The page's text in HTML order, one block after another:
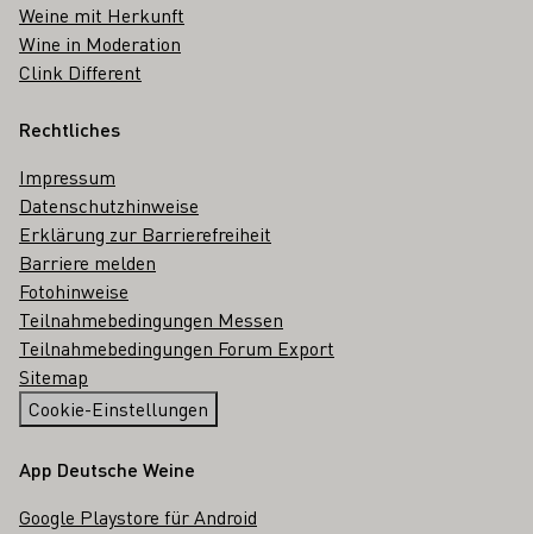
Weine mit Herkunft
Wine in Moderation
Clink Different
Rechtliches
Impressum
Datenschutzhinweise
Erklärung zur Barrierefreiheit
Barriere melden
Fotohinweise
Teilnahmebedingungen Messen
Teilnahmebedingungen Forum Export
Sitemap
Cookie-Einstellungen
App Deutsche Weine
Google Playstore für Android